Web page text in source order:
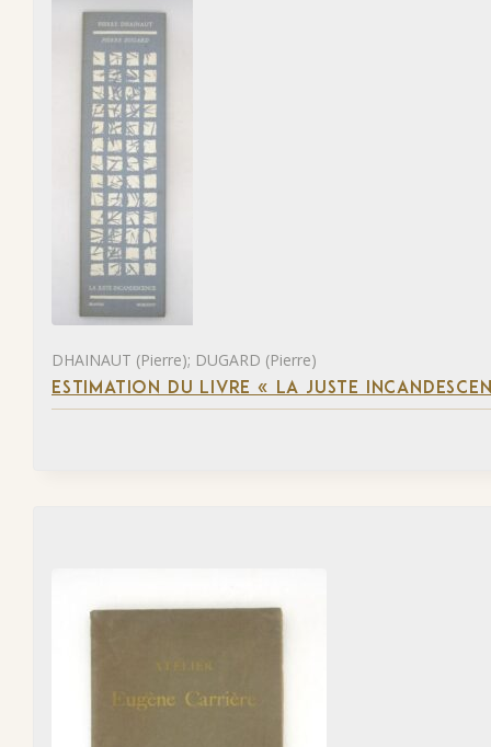
DHAINAUT (Pierre); DUGARD (Pierre)
ESTIMATION DU LIVRE « LA JUSTE